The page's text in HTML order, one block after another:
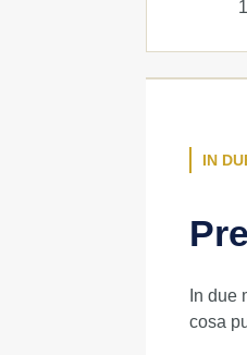
IN
In
cosa